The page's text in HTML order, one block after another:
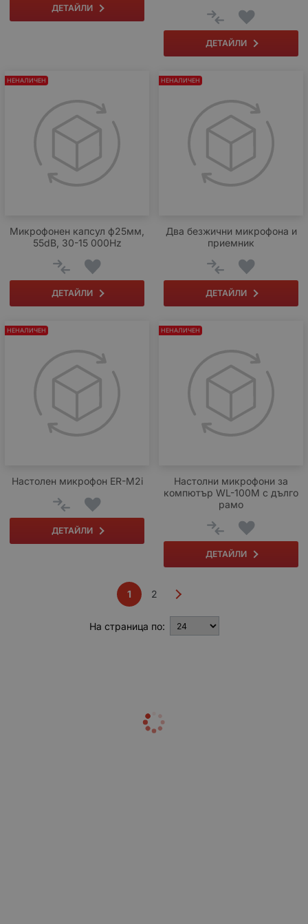
ДЕТАЙЛИ
ДЕТАЙЛИ
Микрофонен капсул ф25мм,
55dB, 30-15 000Hz
ДЕТАЙЛИ
НЕНАЛИЧЕН
Два безжични микрофона и
приемник
ДЕТАЙЛИ
НЕНАЛИЧЕН
Настолен микрофон ER-M2i
ДЕТАЙЛИ
НЕНАЛИЧЕН
Настолни микрофони за
компютър WL-100M с дълго
рамо
ДЕТАЙЛИ
НЕНАЛИЧЕН
1 2
На страница по: